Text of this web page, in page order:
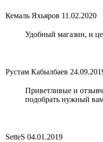
Кемаль Яхьяров 11.02.2020
Удобный магазин, и
Рустам Кабылбаев
Приветливые и
подобрать нужный
SetteS 04.01.2019